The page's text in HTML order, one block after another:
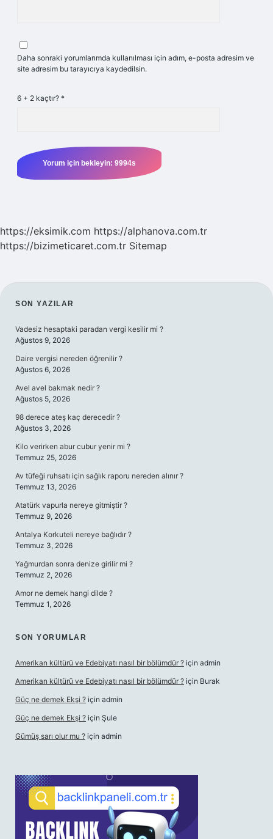
Daha sonraki yorumlarımda kullanılması için adım, e-posta adresim ve
site adresim bu tarayıcıya kaydedilsin.
6 + 2 kaçtır? *
https://eksimik.com https://alphanova.com.tr
https://bizimeticaret.com.tr Sitemap
SIDEBAR
SON YAZILAR
Vadesiz hesaptaki paradan vergi kesilir mi ?
Ağustos 9, 2026
Daire vergisi nereden öğrenilir ?
Ağustos 6, 2026
Avel avel bakmak nedir ?
Ağustos 5, 2026
98 derece ateş kaç derecedir ?
Ağustos 3, 2026
Kilo verirken abur cubur yenir mi ?
Temmuz 25, 2026
Av tüfeği ruhsatı için sağlık raporu nereden alınır ?
Temmuz 13, 2026
Atatürk vapurla nereye gitmiştir ?
Temmuz 9, 2026
Antalya Korkuteli nereye bağlıdır ?
Temmuz 3, 2026
Yağmurdan sonra denize girilir mi ?
Temmuz 2, 2026
Amor ne demek hangi dilde ?
Temmuz 1, 2026
SON YORUMLAR
Amerikan kültürü ve Edebiyatı nasıl bir bölümdür ? için admin
Amerikan kültürü ve Edebiyatı nasıl bir bölümdür ? için Burak
Güç ne demek Ekşi ? için admin
Güç ne demek Ekşi ? için Şule
Gümüş sarı olur mu ? için admin